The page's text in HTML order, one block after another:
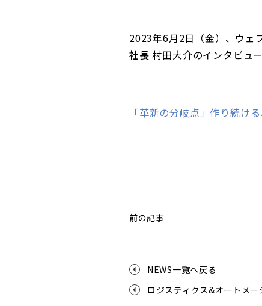
2023年6月2日（金）、ウェ
社長 村田大介のインタビュ
「革新の分岐点」作り続け
前の記事
NEWS一覧へ戻る
ロジスティクス&オートメ